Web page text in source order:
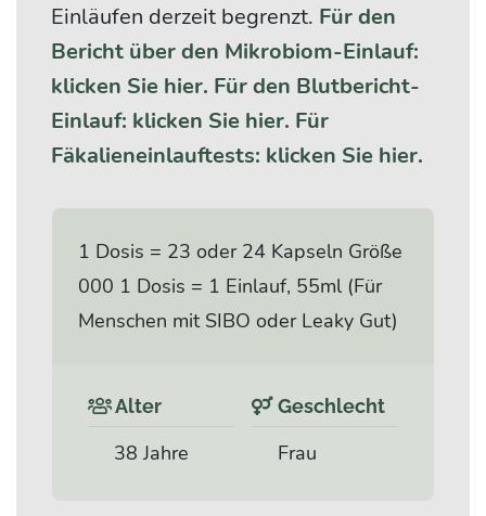
Einläufen derzeit begrenzt. Für den
Bericht über den Mikrobiom-Einlauf:
klicken Sie hier. Für den Blutbericht-
Einlauf: klicken Sie hier. Für
Fäkalieneinlauftests: klicken Sie hier.
1 Dosis = 23 oder 24 Kapseln Größe
000 1 Dosis = 1 Einlauf, 55ml (Für
Menschen mit SIBO oder Leaky Gut)
Alter
38 Jahre
Geschlecht
Frau